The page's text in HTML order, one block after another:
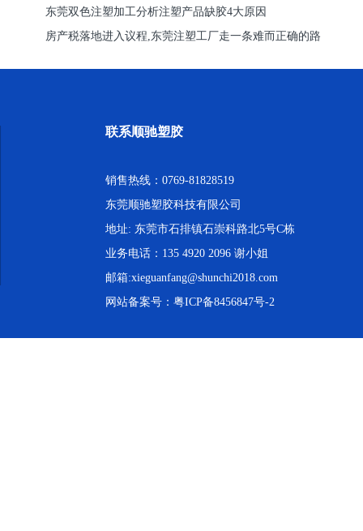
东莞双色注塑加工分析注塑产品缺胶4大原因
房产税落地进入议程,东莞注塑工厂走一条难而正确的路
联系顺驰塑胶
销售热线：0769-81828519
东莞顺驰塑胶科技有限公司
地址: 东莞市石排镇石崇科路北5号C栋
业务电话：135 4920 2096 谢小姐
邮箱:xieguanfang@shunchi2018.com
网站备案号： 粤ICP备8456847号-2